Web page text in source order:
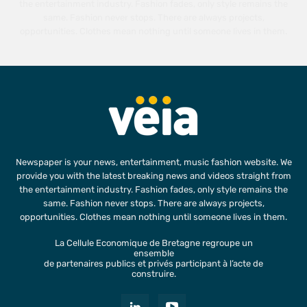
Newspaper is your news, entertainment, music fashion website. We
provide you with the latest breaking news and videos straight from
the entertainment industry. Fashion fades, only style remains the
same. Fashion never stops. There are always projects,
opportunities. Clothes mean nothing until someone lives in them.
La Cellule Economique de Bretagne regroupe un
ensemble
de partenaires publics et privés participant à l’acte de
construire.